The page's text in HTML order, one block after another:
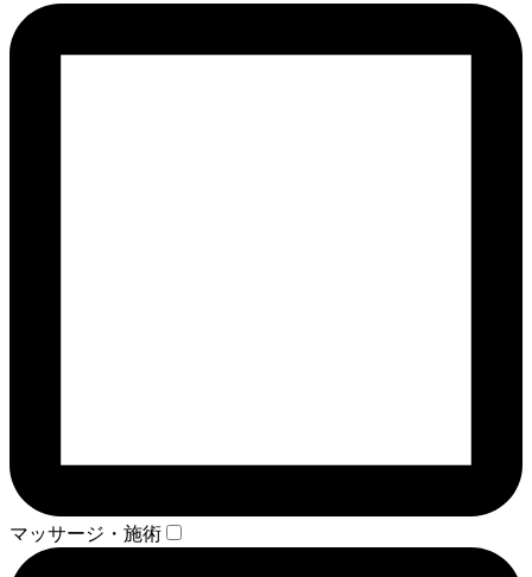
マッサージ・施術